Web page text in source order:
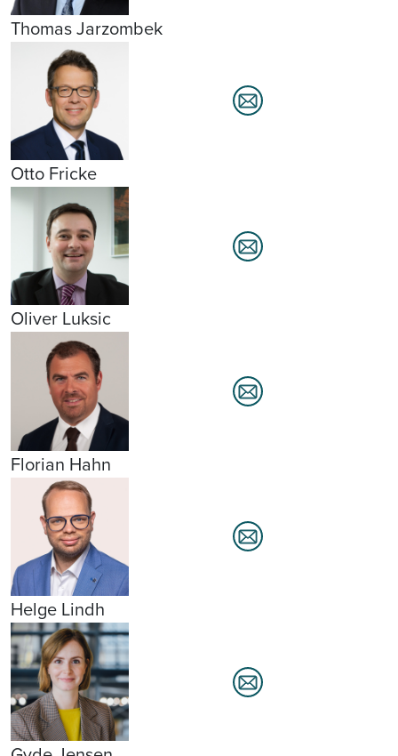
Thomas Jarzombek
Otto Fricke
Oliver Luksic
Florian Hahn
Helge Lindh